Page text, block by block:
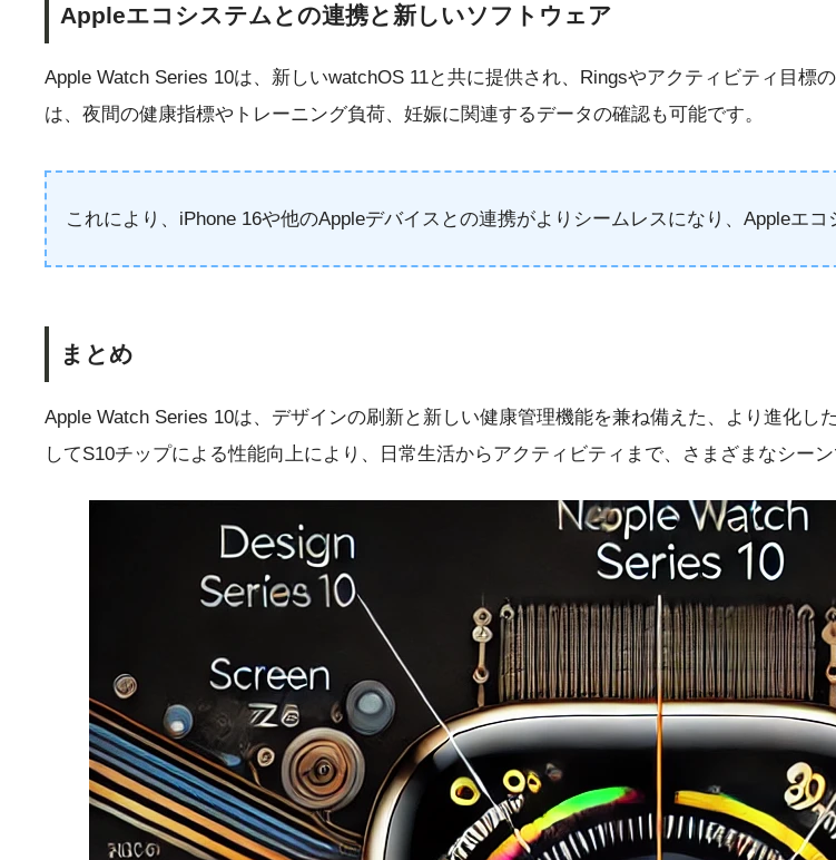
Appleエコシステムとの連携と新しいソフトウェア
Apple Watch Series 10は、新しいwatchOS 11と共に提供され、Ringsやアクティビティ目
は、夜間の健康指標やトレーニング負荷、妊娠に関連するデータの確認も可能です。
これにより、iPhone 16や他のAppleデバイスとの連携がよりシームレスになり、Appleエコ
まとめ
Apple Watch Series 10は、デザインの刷新と新しい健康管理機能を兼ね備えた、より進化
してS10チップによる性能向上により、日常生活からアクティビティまで、さまざまなシー